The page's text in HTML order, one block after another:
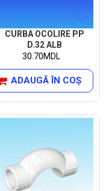
CURBA OCOLIRE PP
D.32 ALB
30.70MDL
ADAUGĂ ÎN COŞ